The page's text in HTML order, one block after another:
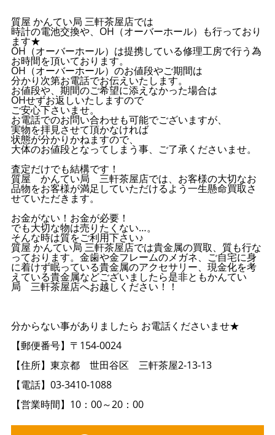
質屋 かんてい局 三軒茶屋店では
時計の電池交換や、OH（オーバーホール）も行っており
ます★
OH（オーバーホール）は提携している修理工房で行う為
お時間を頂いております。
OH（オーバーホール）のお値段やご期間は
分かり次第お電話でお伝えいたします。
お値段や、期間のご希望に添えなかった場合は
OHせずお返しいたしますので
ご安心下さいませ。
お電話でのお問い合わせも可能でございますが、
実物を拝見させて頂かなければ
状態が分かりかねますので、
大体のお値段となってしまう事、ご了承くださいませ。
査定だけでも結構です！
質屋 かんてい局 三軒茶屋店では、お客様の大切なお
品物をお客様が満足していただけるよう一生懸命買取さ
せていただきます。
お金がない！お金が必要！
でも大切な物は売りたくない…。
そんな時は質をご利用下さい♪
質屋 かんてい局 三軒茶屋店では貴金属の買取、質も行な
っております。金歯や金フレームのメガネ、ご自宅に身
に着けず眠っている貴金属のアクセサリー、現金化を考
えている貴金属などございましたら是非ともかんてい
局 三軒茶屋店へお越しください！！
分からない事がありましたら お電話くださいませ★
【郵便番号】〒154-0024
【住所】東京都 世田谷区 三軒茶屋2-13-13
【電話】03-3410-1088
【営業時間】10：00～20：00